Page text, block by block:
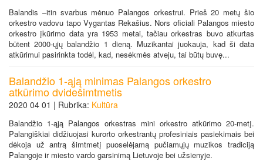
Balandis –itin svarbus mėnuo Palangos orkestrui. Prieš 20 metų šio
orkestro vadovu tapo Vygantas Rekašius. Nors oficiali Palangos miesto
orkestro įkūrimo data yra 1953 metai, tačiau orkestras buvo atkurtas
būtent 2000-ųjų balandžio 1 dieną. Muzikantai juokauja, kad ši data
atkūrimui pasirinkta todėl, kad, nesėkmės atveju, tai būtų buvę...
Balandžio 1-ąją minimas Palangos orkestro
atkūrimo dvidešimtmetis
2020 04 01 | Rubrika: Kultūra
Balandžio 1-ąją Palangos orkestras mini orkestro atkūrimo 20-metį.
Palangiškiai didžiuojasi kurorto orkestrantų profesiniais pasiekimais bei
dėkoja už antrą šimtmetį puoselėjamą pučiamųjų muzikos tradiciją
Palangoje ir miesto vardo garsinimą Lietuvoje bei užsienyje.